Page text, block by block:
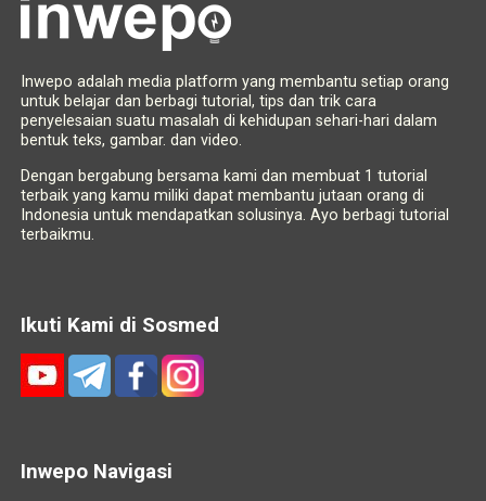
Inwepo adalah media platform yang membantu setiap orang
untuk belajar dan berbagi tutorial, tips dan trik cara
penyelesaian suatu masalah di kehidupan sehari-hari dalam
bentuk teks, gambar. dan video.
Dengan bergabung bersama kami dan membuat 1 tutorial
terbaik yang kamu miliki dapat membantu jutaan orang di
Indonesia untuk mendapatkan solusinya. Ayo berbagi tutorial
terbaikmu.
Ikuti Kami di Sosmed
Inwepo Navigasi